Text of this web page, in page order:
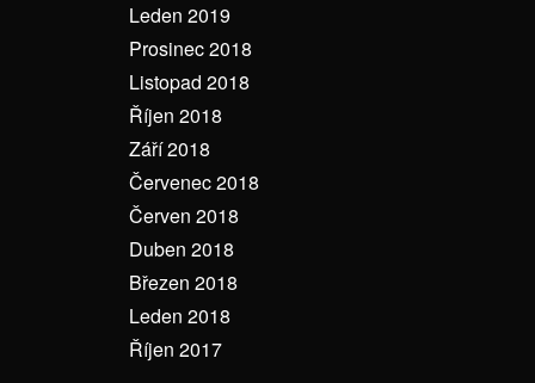
Leden 2019
Prosinec 2018
Listopad 2018
Říjen 2018
Září 2018
Červenec 2018
Červen 2018
Duben 2018
Březen 2018
Leden 2018
Říjen 2017